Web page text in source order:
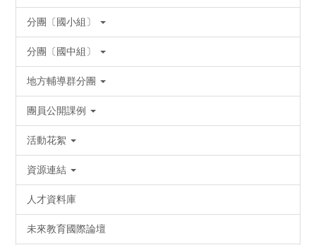
分團〔國小組〕
分團〔國中組〕
地方輔導群分團
團員公開課例
活動花絮
資源連結
人才資料庫
未來教育國際論壇